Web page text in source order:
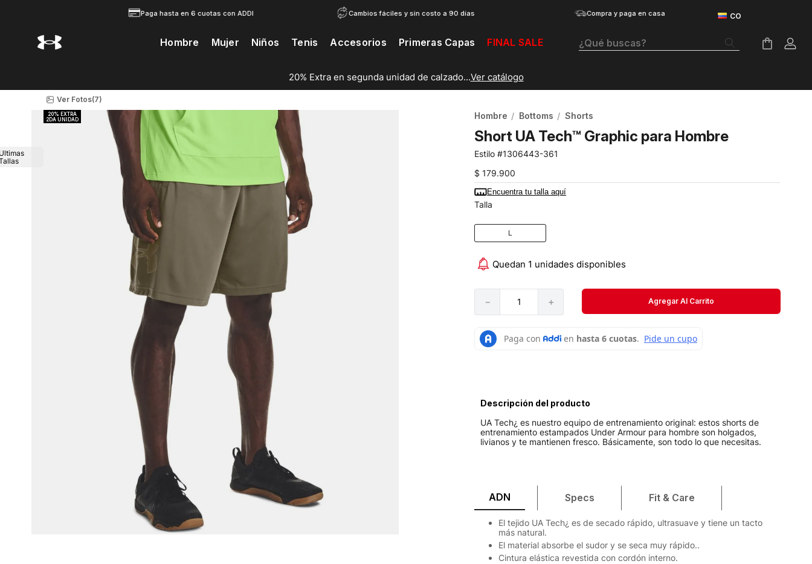
Paga hasta en 6 cuotas con ADDI Cambios fáciles y sin costo a 90 días Compra y paga en casa
Hombre Mujer Niños Tenis Accesorios Primeras Capas FINAL SALE ¿Qué buscas?
20% Extra en segunda unidad de calzado...Ver catálogo
Ver Fotos(7)
Hombre Bottoms Shorts
Short UA Tech™ Graphic para Hombre
1306443-361
$ 179.900
Encuentra tu talla aquí
Talla
L
Quedan 1 unidades disponibles
＋
－ Agregar Al Carrito
Descripción del producto
UA Tech¿ es nuestro equipo de entrenamiento original: estos shorts de
entrenamiento estampados Under Armour para hombre son holgados,
livianos y te mantienen fresco. Básicamente, son todo lo que necesitas.
ADN Specs Fit & Care
El tejido UA Tech¿ es de secado rápido, ultrasuave y tiene un tacto
más natural.
El material absorbe el sudor y se seca muy rápido..
Cintura elástica revestida con cordón interno.
Botas
Tenis Mujer
Tenis Hombre